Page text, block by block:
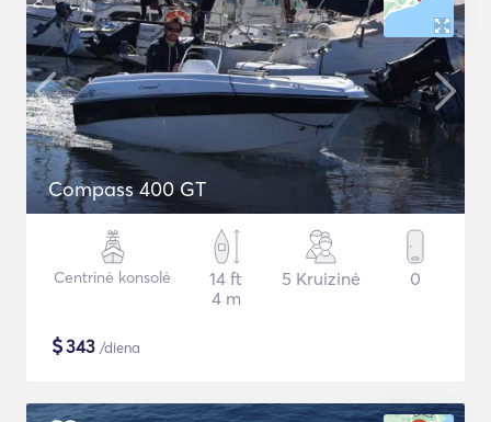
Compass 400 GT
Centrinė konsolė
14 ft
4 m
5 Kruizinė 0
$343 /diena